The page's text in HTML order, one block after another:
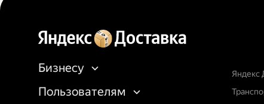
Бизнесу
Пользователям
Яндекс